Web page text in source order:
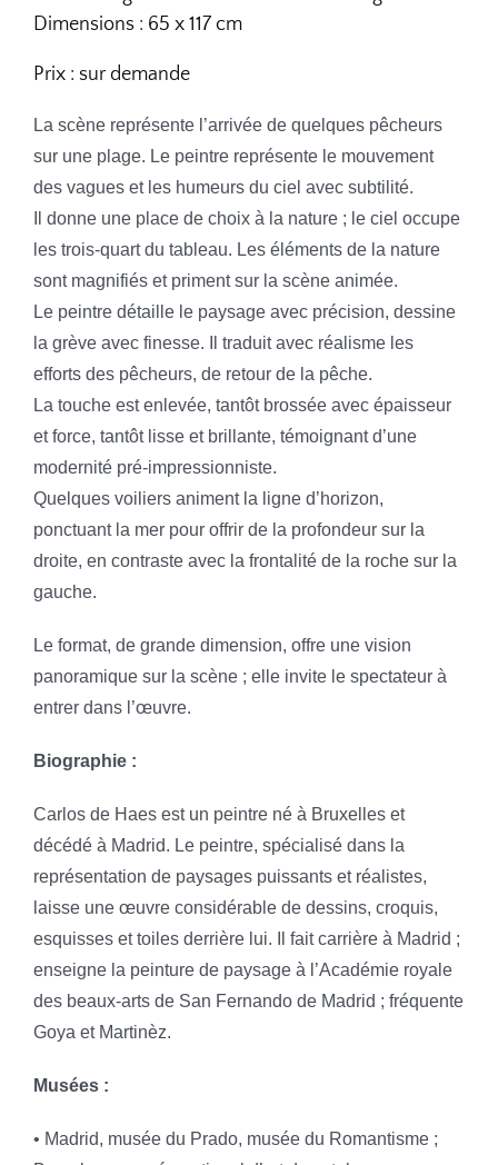
Dimensions : 65 x 117 cm
Prix : sur demande
La scène représente l’arrivée de quelques pêcheurs
sur une plage. Le peintre représente le mouvement
des vagues et les humeurs du ciel avec subtilité.
Il donne une place de choix à la nature ; le ciel occupe
les trois-quart du tableau. Les éléments de la nature
sont magnifiés et priment sur la scène animée.
Le peintre détaille le paysage avec précision, dessine
la grève avec finesse. Il traduit avec réalisme les
efforts des pêcheurs, de retour de la pêche.
La touche est enlevée, tantôt brossée avec épaisseur
et force, tantôt lisse et brillante, témoignant d’une
modernité pré-impressionniste.
Quelques voiliers animent la ligne d’horizon,
ponctuant la mer pour offrir de la profondeur sur la
droite, en contraste avec la frontalité de la roche sur la
gauche.
Le format, de grande dimension, offre une vision
panoramique sur la scène ; elle invite le spectateur à
entrer dans l’œuvre.
Biographie :
Carlos de Haes est un peintre né à Bruxelles et
décédé à Madrid. Le peintre, spécialisé dans la
représentation de paysages puissants et réalistes,
laisse une œuvre considérable de dessins, croquis,
esquisses et toiles derrière lui. Il fait carrière à Madrid ;
enseigne la peinture de paysage à l’Académie royale
des beaux-arts de San Fernando de Madrid ; fréquente
Goya et Martinèz.
Musées :
• Madrid, musée du Prado, musée du Romantisme ;